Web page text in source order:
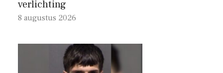
verlichting
8 augustus 2026